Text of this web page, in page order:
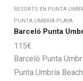
RESORTS EN PUNTA
PUNTA UMBRÍA PLAYA
Barceló Punta
115€
Barceló Punta
Punta Umbría